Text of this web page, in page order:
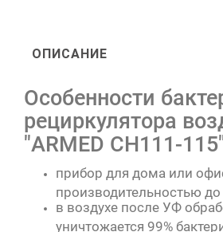
ОПИСАНИЕ
Особенности
рециркулятора
"ARMED CH111-
прибор для дома или
производительностью до
в воздухе после УФ
уничтожается 99%